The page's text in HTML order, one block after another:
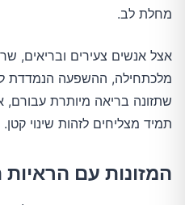
מחלת לב.
אצל אנשים צעירים ובריאים,
מלכתחילה, ההשפעה הנמדדת
שתזונה בריאה מיותרת
תמיד מצליחים לזהות שינוי קטן.
המזונות עם